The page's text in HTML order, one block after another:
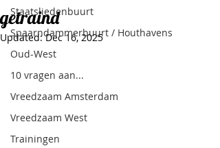
Staatsliedenbuurt
Spaarndammerbuurt / Houthavens
Oud-West
10 vragen aan...
Vreedzaam Amsterdam
Vreedzaam West
Trainingen
getraind
Updated:Dec 16, 2025